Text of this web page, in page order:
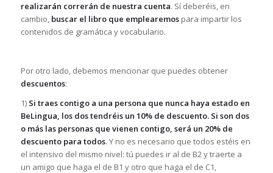
realizarán correrán de nuestra cuenta. Sí deberéis, en
cambio, buscar el libro que emplearemospara impartir los
contenidos de gramática y vocabulario.
Por otro lado, debemos mencionar que puedes obtener
descuentos:
1) Si traes contigo a una persona que nunca haya estado en
BeLingua, los dos tendréis un 10% de descuento. Si son dos
o más las personas que vienen contigo, será un 20% de
descuento para todos. Y no es necesario que todos estéis en
el intensivo del mismo nivel: tú puedes ir al de B2 y traerte a
un amigo que haga el de B1 y otro que haga el de C1,